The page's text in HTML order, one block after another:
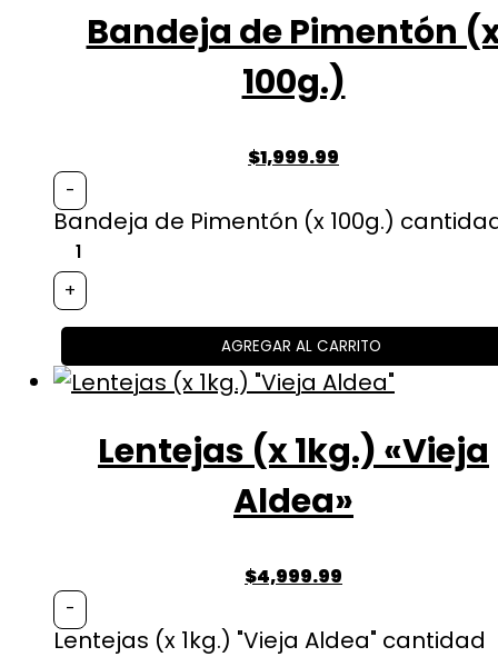
Bandeja de Pimentón
100g.)
$1,999.99
-
Bandeja de Pimentón (x 100g.)
+
AGREGAR AL CARRITO
Lentejas (x 1kg.) «Vieja
Aldea»
$4,999.99
-
Lentejas (x 1kg.) "Vieja Aldea" cantidad